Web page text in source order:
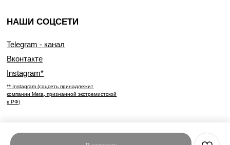
НАШИ СОЦСЕТИ
Telegram - канал
Вконтакте
Instagram*
** Instagram (соцсеть принадлежит
компании Meta, признанной экстремистской
в РФ)